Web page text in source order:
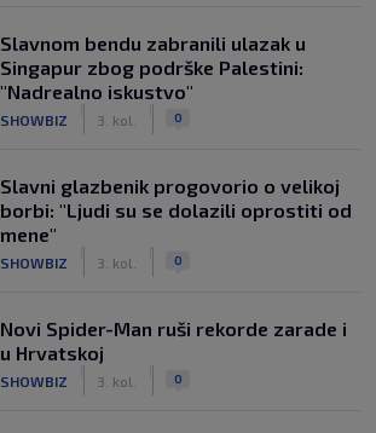
Slavnom bendu zabranili ulazak u
Singapur zbog podrške Palestini:
"Nadrealno iskustvo"
SHOWBIZ 3. kol. 0
Slavni glazbenik progovorio o velikoj
borbi: "Ljudi su se dolazili oprostiti od
mene"
SHOWBIZ 3. kol. 0
Novi Spider-Man ruši rekorde zarade i
u Hrvatskoj
SHOWBIZ 3. kol. 0